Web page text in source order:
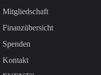
Mitgliedschaft
Finanzübersicht
Spenden
Kontakt